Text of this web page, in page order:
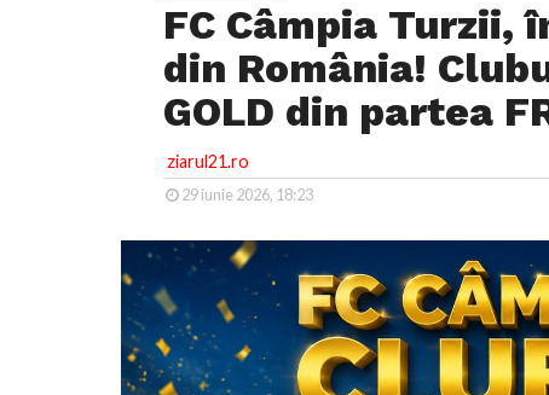
FC Câmpia
din România!
GOLD din partea
ziarul21.ro
29 iunie 2026, 18:23